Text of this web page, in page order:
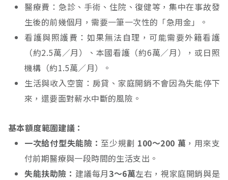
醫療費：急診、手術、住院、復健等，集中在事故發
生後的前幾個月，需要一筆一次性的「急用金」。
看護與照護費：如果無法自理，可能需要外籍看護
（約2.5萬／月）、本國看護（約6萬／月），或日照
機構（約1.5萬／月）。
生活與收入空窗：房貸、家庭開銷不會因為失能停下
來，還要面對薪水中斷的風險。
基本額度範圍建議：
一次給付型失能險： 至少規劃 100～200 萬 ，用來支
付前期醫療與一段時間的生活支出。
失能扶助險： 建議每月3～6萬左右，視家庭開銷與是